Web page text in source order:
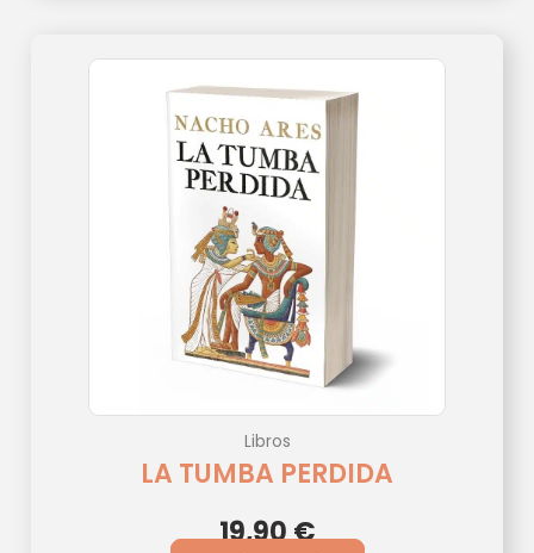
Libros
LA TUMBA PERDIDA
19,90€